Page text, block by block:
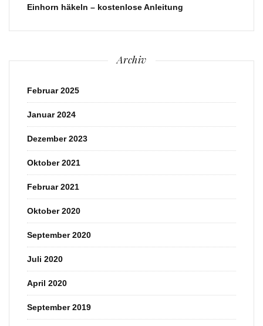
Einhorn häkeln – kostenlose Anleitung
Archiv
Februar 2025
Januar 2024
Dezember 2023
Oktober 2021
Februar 2021
Oktober 2020
September 2020
Juli 2020
April 2020
September 2019